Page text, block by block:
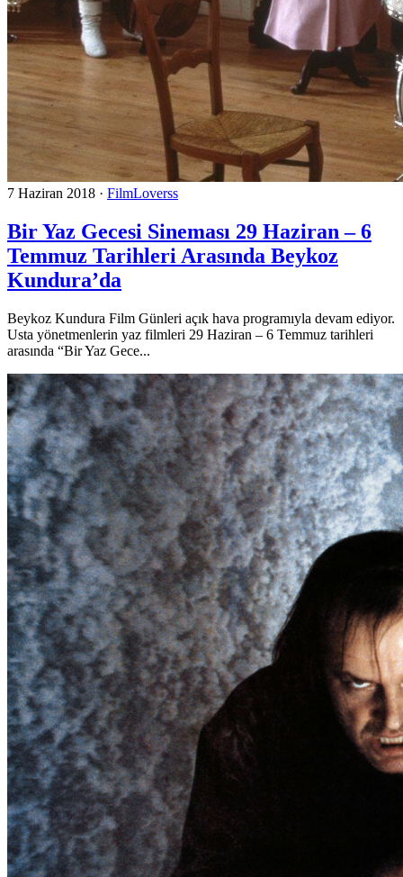
7 Haziran 2018 · FilmLoverss
Bir Yaz Gecesi Sineması 29 Haziran – 6
Temmuz Tarihleri Arasında Beykoz
Kundura’da
Beykoz Kundura Film Günleri açık hava programıyla devam ediyor.
Usta yönetmenlerin yaz filmleri 29 Haziran – 6 Temmuz tarihleri
arasında “Bir Yaz Gece...